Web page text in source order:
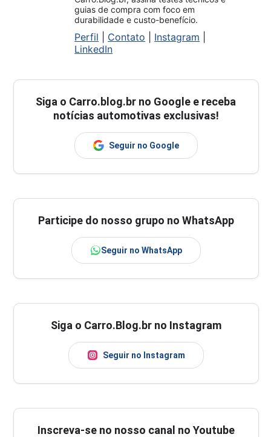
guias de compra com foco em
durabilidade e custo-benefício.
Perfil Contato Instagram
LinkedIn
Siga o Carro.blog.br no Google e receba
notícias automotivas exclusivas!
Seguir no Google
Participe do nosso grupo no WhatsApp
Seguir no WhatsApp
Siga o Carro.Blog.br no Instagram
Seguir no Instagram
Inscreva-se no nosso canal no Youtube